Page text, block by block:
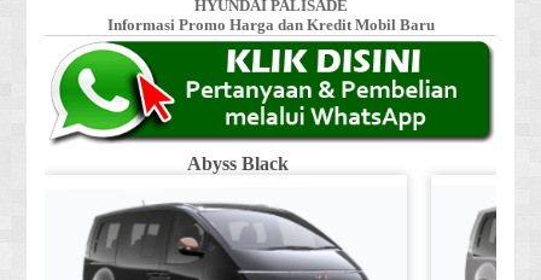
HYUNDAI PALISADE
Informasi Promo Harga dan Kredit Mobil Baru
Abyss Black